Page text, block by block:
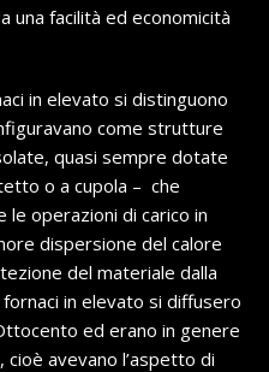
una facilità ed economicità
in elevato si distinguono
come strutture
quasi sempre dotate
o a cupola – che
operazioni di carico in
dispersione del calore
del materiale dalla
in elevato si diffusero
ed erano in genere
cioè avevano l’aspetto di